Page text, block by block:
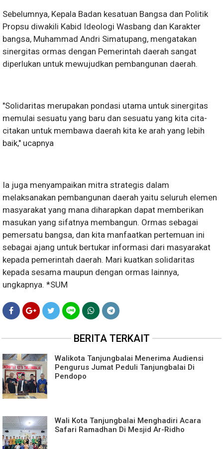
Sebelumnya, Kepala Badan kesatuan Bangsa dan Politik
Propsu diwakili Kabid Ideologi Wasbang dan Karakter
bangsa, Muhammad Andri Simatupang, mengatakan
sinergitas ormas dengan Pemerintah daerah sangat
diperlukan untuk mewujudkan pembangunan daerah.
"Solidaritas merupakan pondasi utama untuk sinergitas
memulai sesuatu yang baru dan sesuatu yang kita cita-
citakan untuk membawa daerah kita ke arah yang lebih
baik," ucapnya
Ia juga menyampaikan mitra strategis dalam
melaksanakan pembangunan daerah yaitu seluruh elemen
masyarakat yang mana diharapkan dapat memberikan
masukan yang sifatnya membangun. Ormas sebagai
pemersatu bangsa, dan kita manfaatkan pertemuan ini
sebagai ajang untuk bertukar informasi dari masyarakat
kepada pemerintah daerah. Mari kuatkan solidaritas
kepada sesama maupun dengan ormas lainnya,
ungkapnya. *SUM
BERITA TERKAIT
Walikota Tanjungbalai Menerima Audiensi
Pengurus Jumat Peduli Tanjungbalai Di
Pendopo
Wali Kota Tanjungbalai Menghadiri Acara
Safari Ramadhan Di Mesjid Ar-Ridho